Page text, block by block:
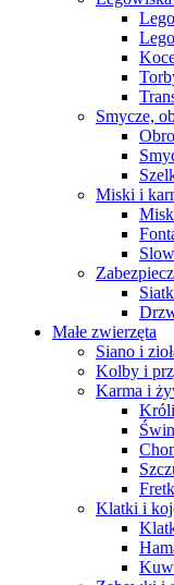
Smycze,
Miski i
Małe zwierzęta
Siano i
Kolby i
Karma i
Klatki i